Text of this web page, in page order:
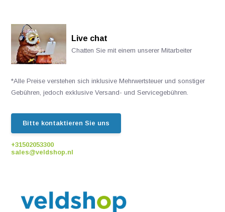
Live chat
Chatten Sie mit einem unserer Mitarbeiter
*Alle Preise verstehen sich inklusive Mehrwertsteuer und sonstiger
Gebühren, jedoch exklusive Versand- und Servicegebühren.
Bitte kontaktieren Sie uns
+31502053300
sales@veldshop.nl